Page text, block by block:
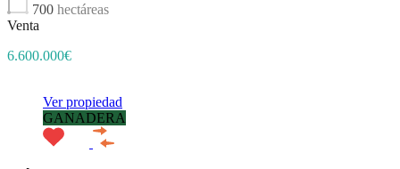
700 hectáreas
Venta
6.600.000€
Ver propiedad
GANADERA